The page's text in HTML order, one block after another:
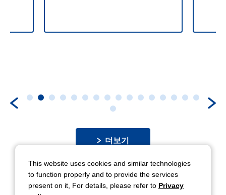
더보기
This website uses cookies and similar technologies
to function properly and to provide the services
present on it, For details, please refer to Privacy